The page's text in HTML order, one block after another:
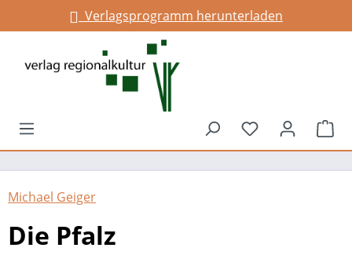
springenVerlagsprogramm herunterladen
Infos für Gemeinden
Du hast 0
Michael Geiger
Die Pfalz